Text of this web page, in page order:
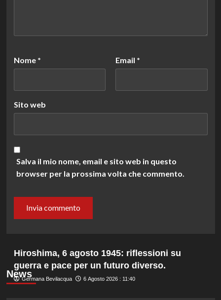
Nome * Email *
Sito web
Salva il mio nome, email e sito web in questo
browser per la prossima volta che commento.
News
Hiroshima, 6 agosto 1945: riflessioni su
guerra e pace per un futuro diverso.
Germana Bevilacqua 6 Agosto 2026 : 11:40